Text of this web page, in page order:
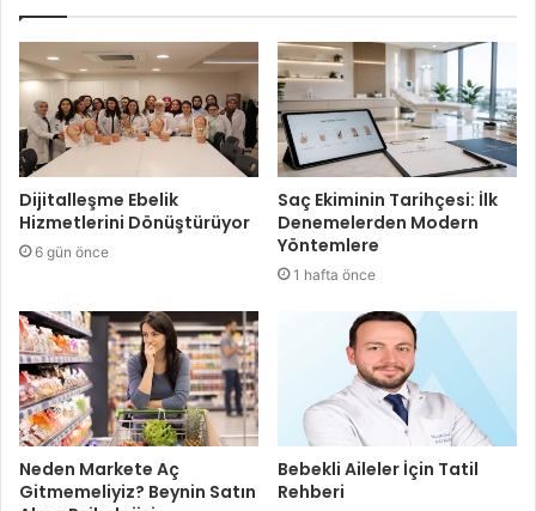
Dijitalleşme Ebelik
Hizmetlerini Dönüştürüyor
6 gün önce
Saç Ekiminin Tarihçesi: İlk
Denemelerden Modern
Yöntemlere
1 hafta önce
Neden Markete Aç
Gitmemeliyiz? Beynin Satın
Bebekli Aileler İçin Tatil
Rehberi